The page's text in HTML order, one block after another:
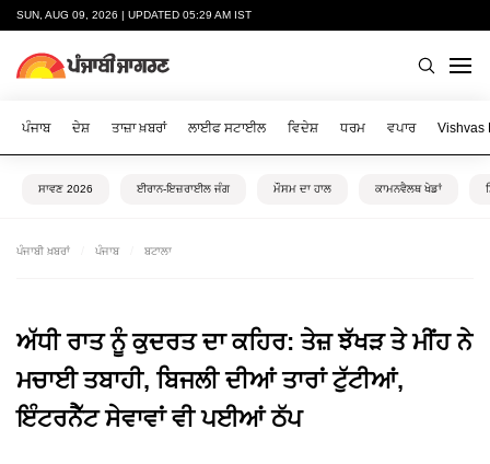
SUN, AUG 09, 2026 | UPDATED 05:29 AM IST
ਪੰਜਾਬ ਦੇਸ਼ ਤਾਜ਼ਾ ਖ਼ਬਰਾਂ ਲਾਈਫ ਸਟਾਈਲ ਵਿਦੇਸ਼ ਧਰਮ ਵਪਾਰ Vishvas
ਸਾਵਣ 2026 ਈਰਾਨ-ਇਜ਼ਰਾਈਲ ਜੰਗ ਮੌਸਮ ਦਾ ਹਾਲ ਕਾਮਨਵੈਲਥ ਖੇਡਾਂ
ਪੰਜਾਬੀ ਖ਼ਬਰਾਂ ਪੰਜਾਬ ਬਟਾਲਾ
ਅੱਧੀ ਰਾਤ ਨੂੰ ਕੁਦਰਤ ਦਾ ਕਹਿਰ: ਤੇਜ਼ ਝੱਖੜ ਤੇ ਮੀਂਹ ਨੇ
ਮਚਾਈ ਤਬਾਹੀ, ਬਿਜਲੀ ਦੀਆਂ ਤਾਰਾਂ ਟੁੱਟੀਆਂ,
ਇੰਟਰਨੈੱਟ ਸੇਵਾਵਾਂ ਵੀ ਪਈਆਂ ਠੱਪ